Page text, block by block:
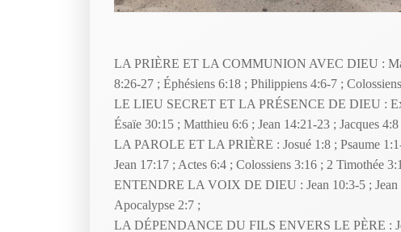
LA PRIÈRE ET LA COMMUNION AVEC DIEU :
8:26-27 ; Éphésiens 6:18 ; Philippiens 4:6-7 ;
LE LIEU SECRET ET LA PRÉSENCE DE DIEU :
Ésaïe 30:15 ; Matthieu 6:6 ; Jean 14:21-23 ; Jacques 4:8
LA PAROLE ET LA PRIÈRE : Josué 1:8 ; Psaume
Jean 17:17 ; Actes 6:4 ; Colossiens 3:16 ; 2 Timothée
ENTENDRE LA VOIX DE DIEU : Jean 10:3-5 ; Jean
Apocalypse 2:7 ;
LA DÉPENDANCE DU FILS ENVERS LE PÈRE :